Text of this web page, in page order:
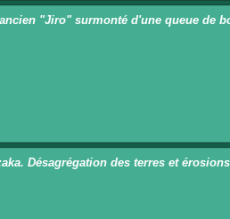
"Jiro" surmonté d'une queue de
Désagrégation des terres et